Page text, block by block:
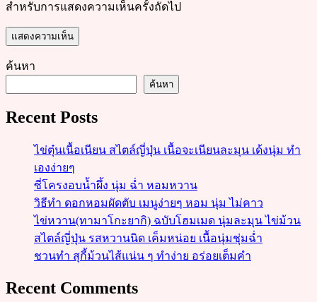
สำหรับการแสดงความเห็นครั้งถัดไป
ค้นหา
ค้นหา
Recent Posts
ไข่ตุ๋นเนื้อเนียน สไตล์ญี่ปุ่น เนื้อจะเนียนละมุน เด้งนุ่ม ทำ
เองง่ายๆ
ซี่โครงอบน้ำผึ้ง นุ่ม ฉ่ำ หอมหวาน
วิธีทำ ดอกหอมผัดตับ เมนูง่ายๆ หอม นุ่ม ไม่คาว
ไข่หวาน(ทามาโกะยากิ) ฉบับโฮมเมด นุ่มละมุน ไข่ม้วน
สไตล์ญี่ปุ่น รสหวานนิด เค็มหน่อย เนื้อนุ่มชุ่มฉ่ำ
ชวนทำ สุกี้ม้วนไส้แน่น ๆ ทำง่าย อร่อยเต็มคำ
Recent Comments